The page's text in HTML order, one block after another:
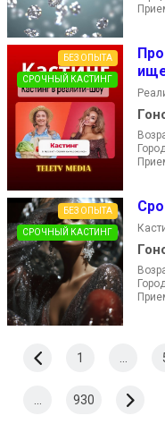
БЕЗ ОПЫТА
СРОЧНЫЙ КАСТИНГ
БЕЗ ОПЫТА
СРОЧНЫЙ КАСТИНГ
1
930